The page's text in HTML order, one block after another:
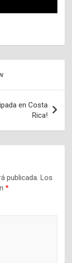
en Costa
Rica!
publicada. Los
*